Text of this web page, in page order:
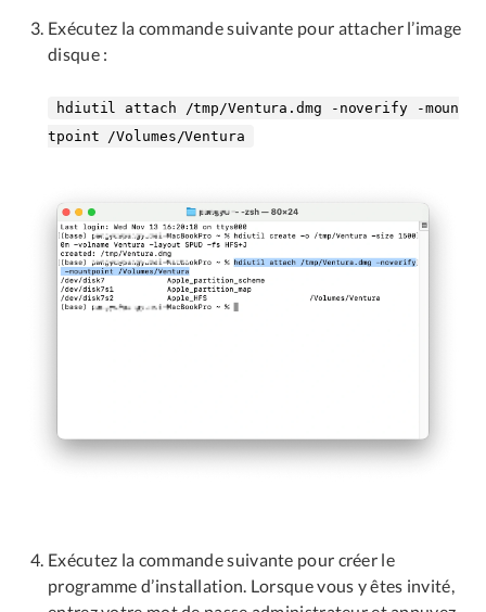
Exécutez la commande suivante pour attacher l’image
disque :
hdiutil attach /tmp/Ventura.dmg -noverify -moun
tpoint /Volumes/Ventura
Exécutez la commande suivante pour créer le
programme d’installation. Lorsque vous y êtes invité,